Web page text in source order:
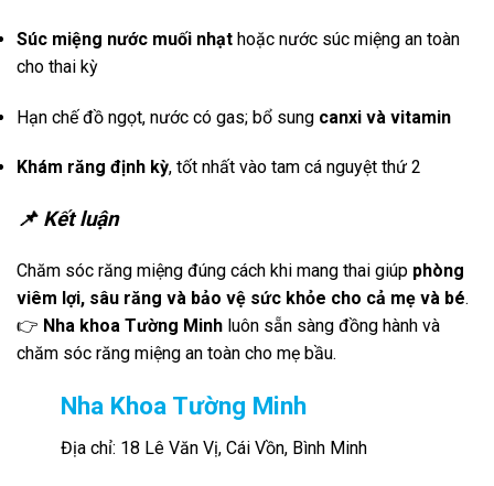
Súc miệng nước muối nhạt hoặc nước súc miệng an toàn
cho thai kỳ
Hạn chế đồ ngọt, nước có gas; bổ sung canxi và vitamin
Khám răng định kỳ, tốt nhất vào tam cá nguyệt thứ 2
📌 Kết luận
Chăm sóc răng miệng đúng cách khi mang thai giúp phòng
viêm lợi, sâu răng và bảo vệ sức khỏe cho cả mẹ và bé.
👉 Nha khoa Tường Minh luôn sẵn sàng đồng hành và
chăm sóc răng miệng an toàn cho mẹ bầu.
Nha Khoa Tường Minh
Địa chỉ: 18 Lê Văn Vị, Cái Vồn, Bình Minh